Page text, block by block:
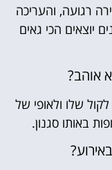
רגועה, והעריכה
יוצאים הכי גאים
אוהב?
שלו ולאופי של
באותו סגנון.